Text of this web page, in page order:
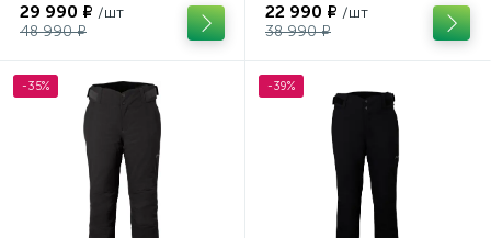
29 990 ₽ /шт
48 990 ₽
22 990 ₽ /шт
38 990 ₽
-35% -39%